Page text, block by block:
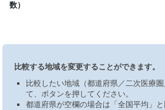
数）
比較する地域を変更することができます。
比較したい地域（都道府県／二次医療
て、ボタンを押してください。
都道府県が空欄の場合は「全国平均」と